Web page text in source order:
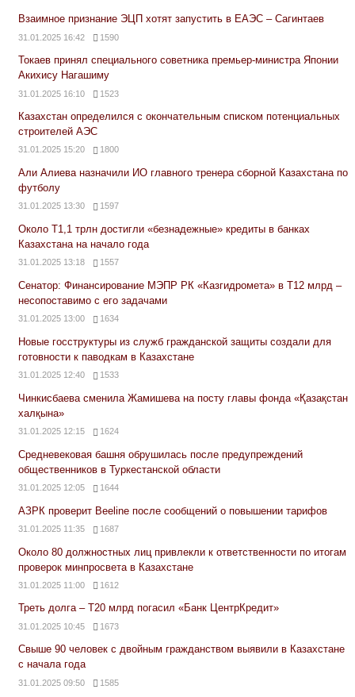
Взаимное признание ЭЦП хотят запустить в ЕАЭС – Сагинтаев
31.01.2025 16:42 1590
Токаев принял специального советника премьер-министра Японии
Акихису Нагашиму
31.01.2025 16:10 1523
Казахстан определился с окончательным списком потенциальных
строителей АЭС
31.01.2025 15:20 1800
Али Алиева назначили ИО главного тренера сборной Казахстана по
футболу
31.01.2025 13:30 1597
Около Т1,1 трлн достигли «безнадежные» кредиты в банках
Казахстана на начало года
31.01.2025 13:18 1557
Сенатор: Финансирование МЭПР РК «Казгидромета» в Т12 млрд –
несопоставимо с его задачами
31.01.2025 13:00 1634
Новые госструктуры из служб гражданской защиты создали для
готовности к паводкам в Казахстане
31.01.2025 12:40 1533
Чинкисбаева сменила Жамишева на посту главы фонда «Қазақстан
халқына»
31.01.2025 12:15 1624
Средневековая башня обрушилась после предупреждений
общественников в Туркестанской области
31.01.2025 12:05 1644
АЗРК проверит Beeline после сообщений о повышении тарифов
31.01.2025 11:35 1687
Около 80 должностных лиц привлекли к ответственности по итогам
проверок минпросвета в Казахстане
31.01.2025 11:00 1612
Треть долга – Т20 млрд погасил «Банк ЦентрКредит»
31.01.2025 10:45 1673
Свыше 90 человек с двойным гражданством выявили в Казахстане
с начала года
31.01.2025 09:50 1585